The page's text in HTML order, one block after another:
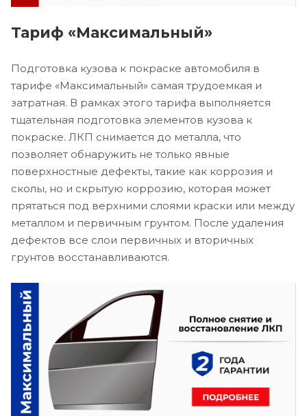
Тариф «Максимальный»
Подготовка кузова к покраске автомобиля в
тарифе «Максимальный» самая трудоемкая и
затратная. В рамках этого тарифа выполняется
тщательная подготовка элементов кузова к
покраске. ЛКП снимается до металла, что
позволяет обнаружить не только явные
поверхностные дефекты, такие как коррозия и
сколы, но и скрытую коррозию, которая может
прятаться под верхними слоями краски или между
металлом и первичным грунтом. После удаления
дефектов все слои первичных и вторичных
грунтов восстанавливаются.